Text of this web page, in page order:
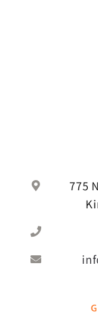
775